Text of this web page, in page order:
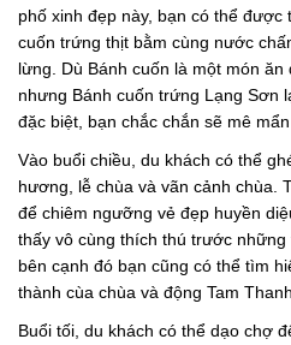
phố xinh đẹp này, bạn có thể
cuốn trứng thịt bằm cùng nước
lừng. Dù Bánh cuốn là một món
nhưng Bánh cuốn trứng Lạng Sơn
đặc biệt, bạn chắc chắn sẽ mê
Vào buổi chiều, du khách có thể
hương, lễ chùa và vãn cảnh chùa.
để chiêm ngưỡng vẻ đẹp huyền
thấy vô cùng thích thú trước những
bên cạnh đó bạn cũng có thể tìm
thành cùa chùa và động Tam Thanh.
Buổi tối, du khách có thể dạo chợ